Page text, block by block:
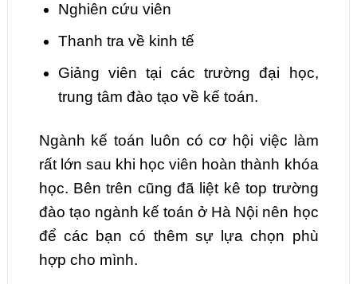
Nghiên cứu viên
Thanh tra về kinh tế
Giảng viên tại các trường đại học,
trung tâm đào tạo về kế toán.
Ngành kế toán luôn có cơ hội việc làm
rất lớn sau khi học viên hoàn thành khóa
học. Bên trên cũng đã liệt kê top trường
đào tạo ngành kế toán ở Hà Nội nên học
để các bạn có thêm sự lựa chọn phù
hợp cho mình.